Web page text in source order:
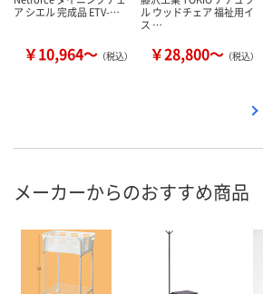
ア シエル 完成品 ETV-…
￥10,964～ （税込）
ル ウッドチェア 福祉用イ
ス …
￥28,800～ （税込）
メーカーからのおすすめ商品